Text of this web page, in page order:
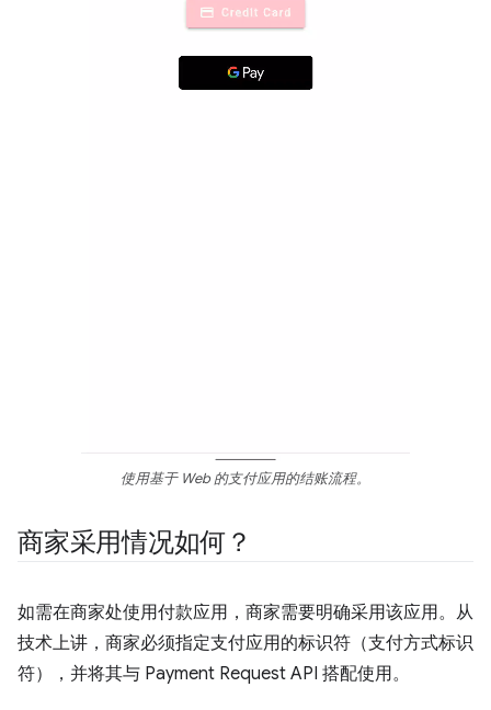
使用基于 Web 的支付应用的结账流程。
商家采用情况如何？
如需在商家处使用付款应用，商家需要明确采用该应用。从
技术上讲，商家必须指定支付应用的标识符（支付方式标识
符），并将其与 Payment Request API 搭配使用。